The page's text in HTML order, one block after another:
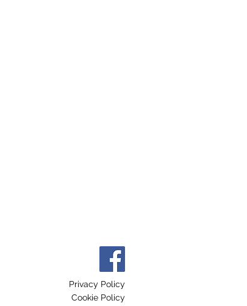
Privacy Policy
Cookie Policy